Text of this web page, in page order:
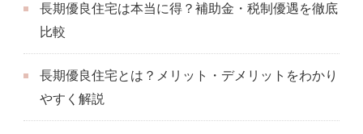
長期優良住宅は本当に得？補助金・税制優遇を徹底
比較
長期優良住宅とは？メリット・デメリットをわかり
やすく解説